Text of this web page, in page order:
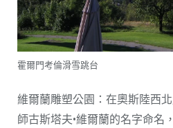
霍爾門考倫滑雪跳台
維爾蘭雕塑公園：在奧斯陸西
師古斯塔夫•維爾蘭的名字命名